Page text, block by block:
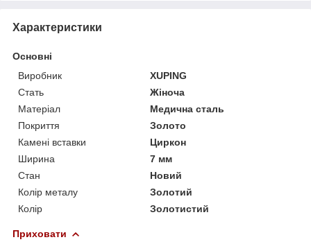
Характеристики
Основні
Виробник
XUPING
Стать
Жіноча
Матеріал
Медична сталь
Покриття
Золото
Камені вставки
Циркон
Ширина
7 мм
Стан
Новий
Колір металу
Золотий
Колір
Золотистий
Приховати